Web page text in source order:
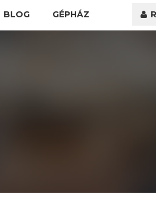
BLOG GÉPHÁZ